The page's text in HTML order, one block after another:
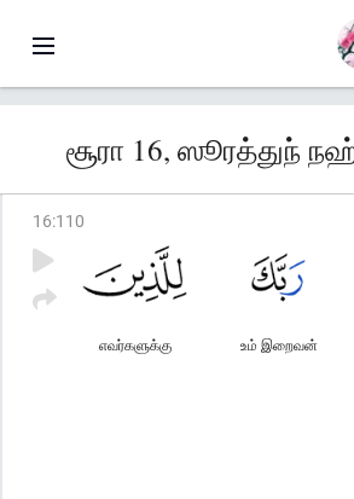
சூரா 16, ஸூரத்துந்
16:110
உம் இறைவன்
எவர்களுக்கு